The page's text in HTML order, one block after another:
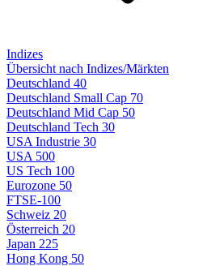
Indizes
Übersicht nach Indizes/Märkten
Deutschland 40
Deutschland Small Cap 70
Deutschland Mid Cap 50
Deutschland Tech 30
USA Industrie 30
USA 500
US Tech 100
Eurozone 50
FTSE-100
Schweiz 20
Österreich 20
Japan 225
Hong Kong 50